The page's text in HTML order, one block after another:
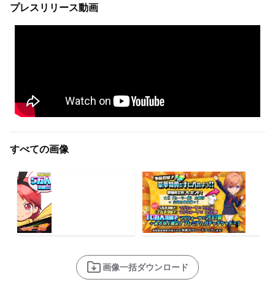
プレスリリース動画
すべての画像
画像一括ダウンロード